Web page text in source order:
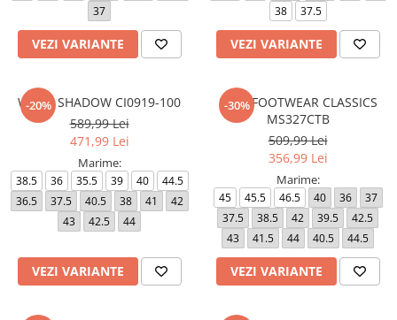
37
VEZI VARIANTE
38
37.5
VEZI VARIANTE
-20%
W AF1 SHADOW CI0919-100
589,99 Lei
471,99 Lei
Marime:
38.5 36 35.5 39 40
44.5
36.5
37.5 40.5 38 41
42
43
42.5 44
VEZI VARIANTE
-30%
327 - FOOTWEAR CLASSICS
MS327CTB
509,99 Lei
356,99 Lei
Marime:
45 45.5 46.5 40 36
37
37.5
38.5 42 39.5
42.5
43
41.5 44 40.5 44.5
VEZI VARIANTE